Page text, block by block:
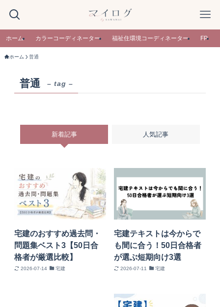
ホーム カラーコーディネーター 福祉住環境コーディネーター FP
ホーム 普通
普通 – tag –
新着記事 人気記事
宅建のおすすめ過去問・
問題集ベスト3【50日合
格者が厳選比較】
2026-07-14 宅建
宅建テキストは今からで
も間に合う！50日合格者
が選ぶ短期向け3選
2026-07-11 宅建